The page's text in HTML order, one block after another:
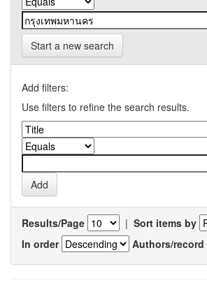
Start a new search
Add filters:
Use filters to refine the search results.
Results/Page | Sort items by
In order
Authors/record